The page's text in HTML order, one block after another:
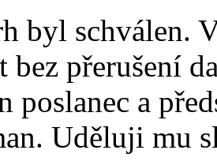
byl schválen.
bez přerušení
poslanec a
Uděluji mu